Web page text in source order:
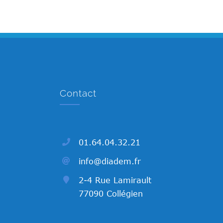
Contact
01.64.04.32.21
info@diadem.fr
2-4 Rue Lamirault
77090 Collégien